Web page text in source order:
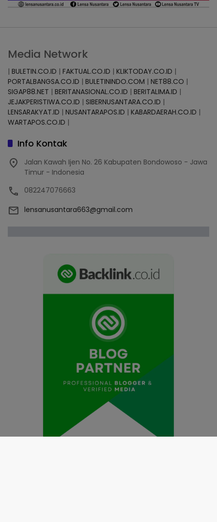
Media Network
| BULETIN.CO.ID | FAKTUAL.CO.ID | KLIKTODAY.CO.ID |
PORTALBANGSA.CO.ID | BULETININDO.COM | NET88.CO |
SIGAP88.NET | BERITANASIONAL.CO.ID | BERITALIMA.ID |
JEJAKPERISTIWA.CO.ID | SIBERNUSANTARA.CO.ID |
LENSARAKYAT.ID | NUSANTARAPOS.ID | KABARDAERAH.CO.ID |
WARTAPOS.CO.ID |
Info Kontak
Jalan Kawah Ijen No. 26 Kabupaten Bondowoso - Jawa
Timur - Indonesia
082247076663
lensanusantara663@gmail.com